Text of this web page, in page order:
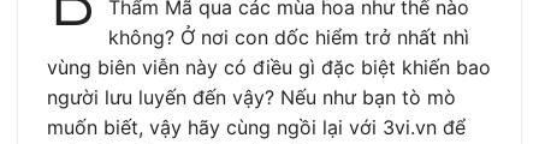
Thẩm Mã qua các mùa hoa như thế nào
không? Ở nơi con dốc hiểm trở nhất nhì
vùng biên viễn này có điều gì đặc biệt khiến bao
người lưu luyến đến vậy? Nếu như bạn tò mò
muốn biết, vậy hãy cùng ngồi lại với 3vi.vn để